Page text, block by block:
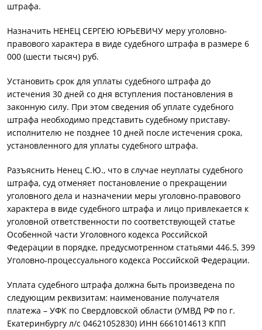
штрафа.
Назначить НЕНЕЦ СЕРГЕЮ ЮРЬЕВИЧУ меру уголовно-
правового характера в виде судебного штрафа в размере 6
000 (шести тысяч) руб.
Установить срок для уплаты судебного штрафа до
истечения 30 дней со дня вступления постановления в
законную силу. При этом сведения об уплате судебного
штрафа необходимо представить судебному приставу-
исполнителю не позднее 10 дней после истечения срока,
установленного для уплаты судебного штрафа.
Разъяснить Ненец С.Ю., что в случае неуплаты судебного
штрафа, суд отменяет постановление о прекращении
уголовного дела и назначении меры уголовно-правового
характера в виде судебного штрафа и лицо привлекается к
уголовной ответственности по соответствующей статье
Особенной части Уголовного кодекса Российской
Федерации в порядке, предусмотренном статьями 446.5, 399
Уголовно-процессуального кодекса Российской Федерации.
Уплата судебного штрафа должна быть произведена по
следующим реквизитам: наименование получателя
платежа – УФК по Свердловской области (УМВД РФ по г.
Екатеринбургу л/с 04621052830) ИНН 6661014613 КПП